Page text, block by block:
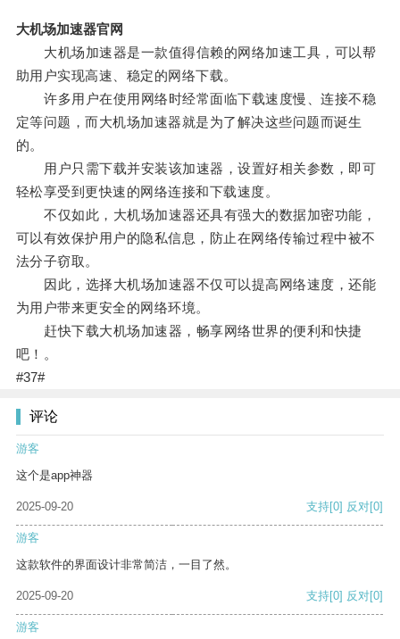
大机场加速器官网
大机场加速器是一款值得信赖的网络加速工具，可以帮
助用户实现高速、稳定的网络下载。
许多用户在使用网络时经常面临下载速度慢、连接不稳
定等问题，而大机场加速器就是为了解决这些问题而诞生
的。
用户只需下载并安装该加速器，设置好相关参数，即可
轻松享受到更快速的网络连接和下载速度。
不仅如此，大机场加速器还具有强大的数据加密功能，
可以有效保护用户的隐私信息，防止在网络传输过程中被不
法分子窃取。
因此，选择大机场加速器不仅可以提高网络速度，还能
为用户带来更安全的网络环境。
赶快下载大机场加速器，畅享网络世界的便利和快捷
吧！。
#37#
评论
游客
这个是app神器
2025-09-20 支持[0] 反对[0]
游客
这款软件的界面设计非常简洁，一目了然。
2025-09-20 支持[0] 反对[0]
游客